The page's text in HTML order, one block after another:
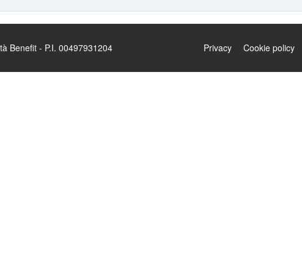
Benefit - P.I. 00497931204 Privacy Cookie policy